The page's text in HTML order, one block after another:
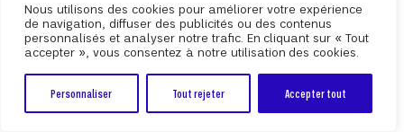
Nous utilisons des cookies pour améliorer votre expérience
de navigation, diffuser des publicités ou des contenus
personnalisés et analyser notre trafic. En cliquant sur « Tout
accepter », vous consentez à notre utilisation des cookies.
Personnaliser Tout rejeter Accepter tout